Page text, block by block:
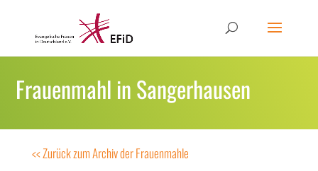
Frauenmahl in Sangerhausen
<< Zurück zum Archiv der Frauenmahle